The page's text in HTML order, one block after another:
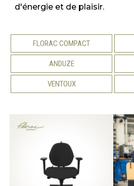
d'énergie et de plaisir.
FLORAC COMPACT
ANDUZE
VENTOUX